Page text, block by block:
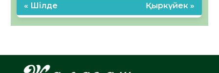
« Шілде Қыркүйек »